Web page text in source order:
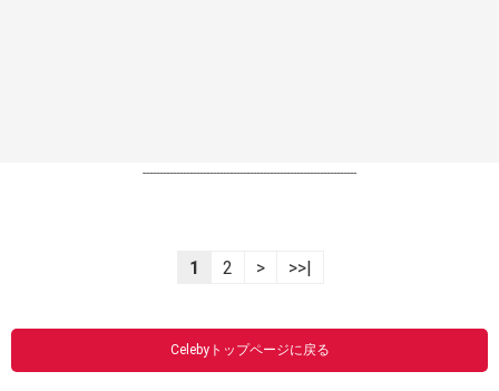
----------------------------------------------------------------
1 2 > >>|
Celebyトップページに戻る